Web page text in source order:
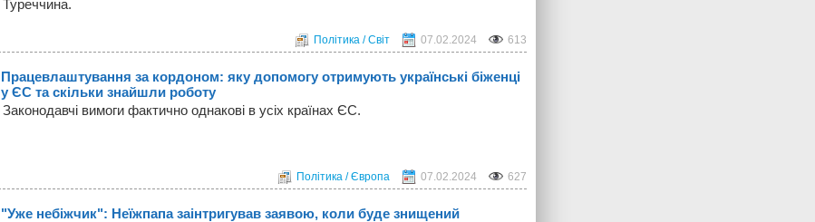
Туреччина.
Політика / Світ 07.02.2024 613
Працевлаштування за кордоном: яку допомогу отримують українські біженці
у ЄС та скільки знайшли роботу
Законодавчі вимоги фактично однакові в усіх країнах ЄС.
Політика / Європа 07.02.2024 627
"Уже небіжчик": Неїжпапа заінтригував заявою, коли буде знищений